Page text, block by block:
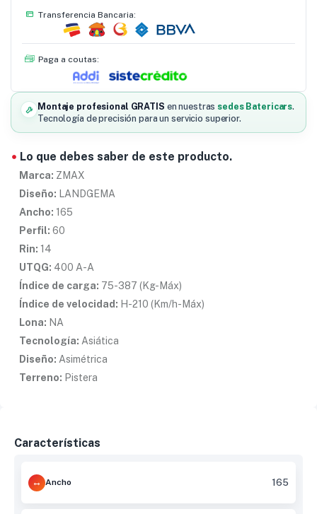
Transferencia Bancaria:
Paga a coutas:
Montaje profesional GRATIS en nuestras sedes Batericars.
Tecnología de precisión para un servicio superior.
Lo que debes saber de este producto.
Marca: ZMAX
Diseño: LANDGEMA
Ancho: 165
Perfil: 60
Rin: 14
UTQG: 400 A-A
Índice de carga: 75-387 (Kg-Máx)
Índice de velocidad: H-210 (Km/h-Máx)
Lona: NA
Tecnología: Asiática
Diseño: Asimétrica
Terreno: Pistera
Características
Ancho 165